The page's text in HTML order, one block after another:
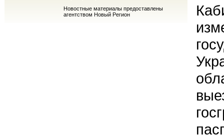
Новостные материалы предоставлены
агентством Новый Регион